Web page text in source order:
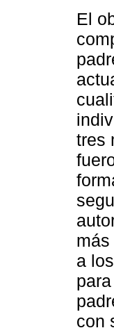
El
tres
a
con